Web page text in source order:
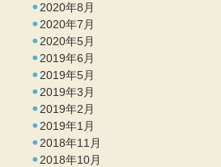
2020年8月
2020年7月
2020年5月
2019年6月
2019年5月
2019年3月
2019年2月
2019年1月
2018年11月
2018年10月